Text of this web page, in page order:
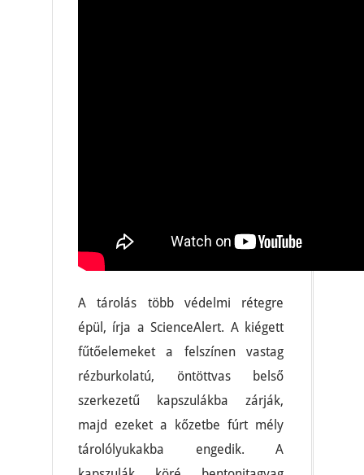
A tárolás több védelmi rétegre
épül, írja a ScienceAlert. A kiégett
fűtőelemeket a felszínen vastag
rézburkolatú, öntöttvas belső
szerkezetű kapszulákba zárják,
majd ezeket a kőzetbe fúrt mély
tárolólyukakba engedik. A